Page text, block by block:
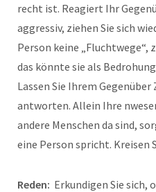
recht ist. Reagiert Ihr
aggressiv, ziehen Sie sich
Person keine „Fluchtwege“,
das könnte sie als
Lassen Sie Ihrem
antworten. Allein Ihre
andere Menschen da sind,
eine Person spricht. Kreisen
Reden: Erkundigen Sie sich,